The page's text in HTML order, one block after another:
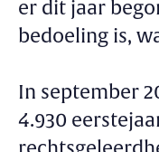
er dit jaar
bedoeling is,
In september
4.930